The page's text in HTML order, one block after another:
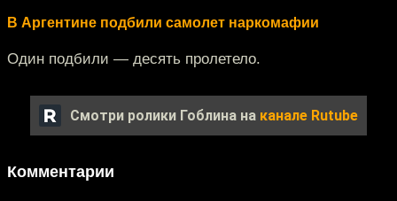
В Аргентине подбили самолет наркомафии
Один подбили — десять пролетело.
Смотри ролики Гоблина на канале Rutube
Комментарии